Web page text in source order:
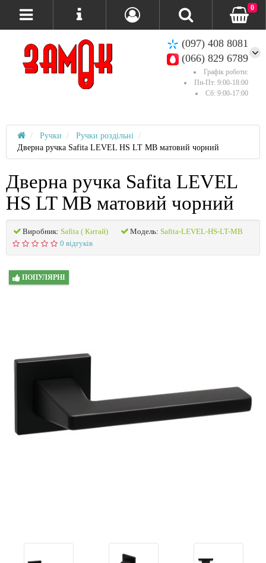
(097) 408 8081
(066) 829 6789
Графік роботи:
Пн-Пт: 9:00-18:00
Сб: 9:00-17:00
0
Ручки
Ручки роздільні
Дверна ручка Safita LEVEL HS LT MB матовий чорний
Дверна ручка Safita LEVEL
HS LT MB матовий чорний
Виробник: Safita ( Китай) Модель: Safita-LEVEL-HS-LT-MB
0 відгуків
ПОПУЛЯРНІ